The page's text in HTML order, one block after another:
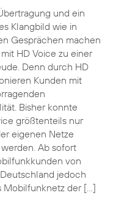
und ein
Klangbild wie in
Gesprächen machen
HD Voice zu einer
Denn durch HD
Kunden mit
Bisher konnte
größtenteils nur
eigenen Netze
Ab sofort
von
jedoch
Mobilfunknetz der […]